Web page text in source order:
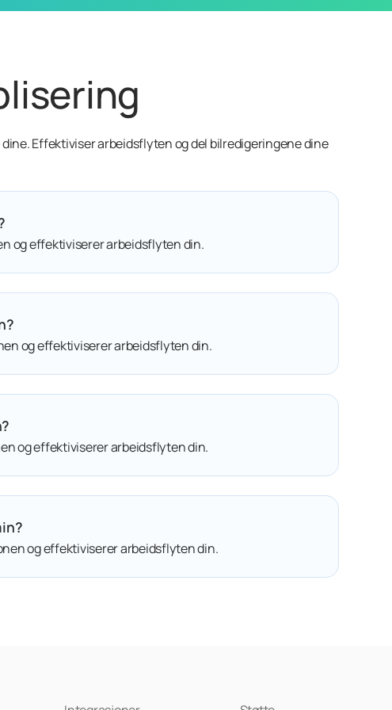
Effektiviser arbeidsflyten og del bilredigeringene dine
og effektiviserer arbeidsflyten din.
og effektiviserer arbeidsflyten din.
og effektiviserer arbeidsflyten din.
og effektiviserer arbeidsflyten din.